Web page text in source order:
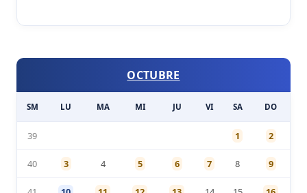
OCTUBRE
SM LU MA MI JU VI SA DO
39 1 2
40 3 4 5 6 7 8 9